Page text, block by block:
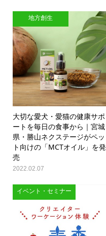
地方創生
大切な愛犬・愛猫の健康サポ
ートを毎日の食事から｜宮城
県・勝山ネクステージがペッ
ト向けの「MCTオイル」を発
売
2022.02.07
イベント・セミナー